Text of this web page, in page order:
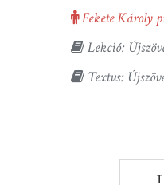
Fekete Károly
Lekció:
Textus: